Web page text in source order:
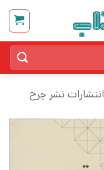
انتشارات نشر چرخ